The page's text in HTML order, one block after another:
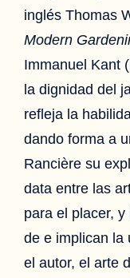
inglés Thomas
Modern
Immanuel Kant (
la dignidad del
refleja la
dando forma a
Rancière su
data entre las
para el placer,
de e implican la
el autor, el arte